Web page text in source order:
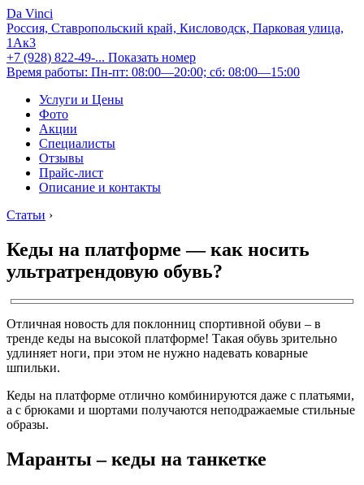
Da Vinci
Россия, Ставропольский край, Кисловодск, Парковая улица,
1Ак3
+7 (928) 822-49-... Показать номер
Время работы: Пн-пт: 08:00—20:00; сб: 08:00—15:00
Услуги и Цены
Фото
Акции
Специалисты
Отзывы
Прайс-лист
Описание и контакты
Статьи ›
Кеды на платформе — как носить
ультратрендовую обувь?
Отличная новость для поклонниц спортивной обуви – в
тренде кеды на высокой платформе! Такая обувь зрительно
удлиняет ноги, при этом не нужно надевать коварные
шпильки.
Кеды на платформе отлично комбинируются даже с платьями,
а с брюками и шортами получаются неподражаемые стильные
образы.
Маранты – кеды на танкетке